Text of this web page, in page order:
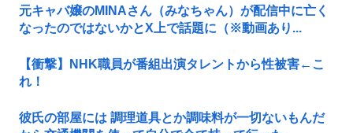
元キャバ嬢のMINAさん（みなちゃん）が配信中に亡く
なったのではないかとX上で話題に（※動画あり...
【衝撃】NHK職員が番組出演タレントから性被害←こ
れ！
彼氏の部屋には 調理道具とか調味料が一切ないもんだ